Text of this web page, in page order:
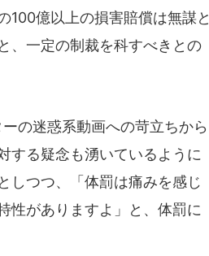
100億以上の損害賠償は無謀と
、一定の制裁を科すべきとの
の迷惑系動画への苛立ちから
る疑念も湧いているように
しつつ、「体罰は痛みを感じ
性がありますよ」と、体罰に